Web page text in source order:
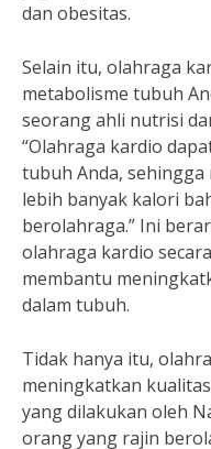
dan obesitas.
Selain itu, olahraga
metabolisme tubuh
seorang ahli nutrisi
“Olahraga kardio
tubuh Anda,
lebih banyak kalori
berolahraga.” Ini
olahraga kardio
membantu
dalam tubuh.
Tidak hanya itu,
meningkatkan
yang dilakukan oleh
orang yang rajin